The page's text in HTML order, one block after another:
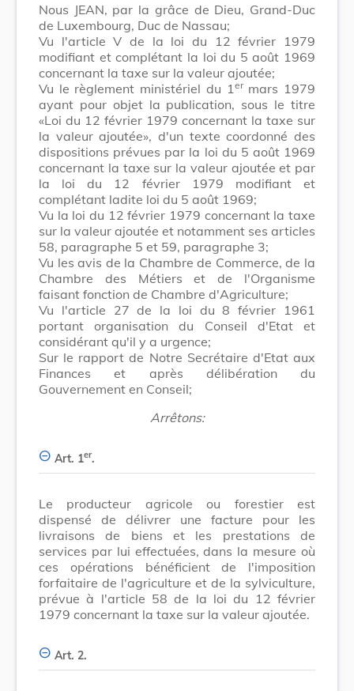
Nous JEAN, par la grâce de Dieu, Grand-Duc
de Luxembourg, Duc de Nassau;
Vu l'article V de la loi du 12 février 1979
modifiant et complétant la loi du 5 août 1969
concernant la taxe sur la valeur ajoutée;
Vu le règlement ministériel du 1 ermars 1979
ayant pour objet la publication, sous le titre
«Loi du 12 février 1979 concernant la taxe sur
la valeur ajoutée», d'un texte coordonné des
dispositions prévues par la loi du 5 août 1969
concernant la taxe sur la valeur ajoutée et par
la loi du 12 février 1979 modifiant et
complétant ladite loi du 5 août 1969;
Vu la loi du 12 février 1979 concernant la taxe
sur la valeur ajoutée et notamment ses articles
58, paragraphe 5 et 59, paragraphe 3;
Vu les avis de la Chambre de Commerce, de la
Chambre des Métiers et de l'Organisme
faisant fonction de Chambre d'Agriculture;
Vu l'article 27 de la loi du 8 février 1961
portant organisation du Conseil d'Etat et
considérant qu'il y a urgence;
Sur le rapport de Notre Secrétaire d'Etat aux
Finances et après délibération du
Gouvernement en Conseil;
Arrêtons:
Art. 1er.
Le producteur agricole ou forestier est
dispensé de délivrer une facture pour les
livraisons de biens et les prestations de
services par lui effectuées, dans la mesure où
ces opérations bénéficient de l'imposition
forfaitaire de l'agriculture et de la sylviculture,
prévue à l'article 58 de la loi du 12 février
1979 concernant la taxe sur la valeur ajoutée.
Art. 2.